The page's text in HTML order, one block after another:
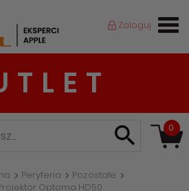
Zaloguj
0
Peryferia
Pozostałe
Optoma HD50